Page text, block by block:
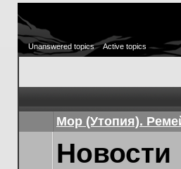
Unanswered topics Active topics
Мор (Утопия).
Новости